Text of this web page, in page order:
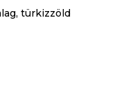
türkizzöld